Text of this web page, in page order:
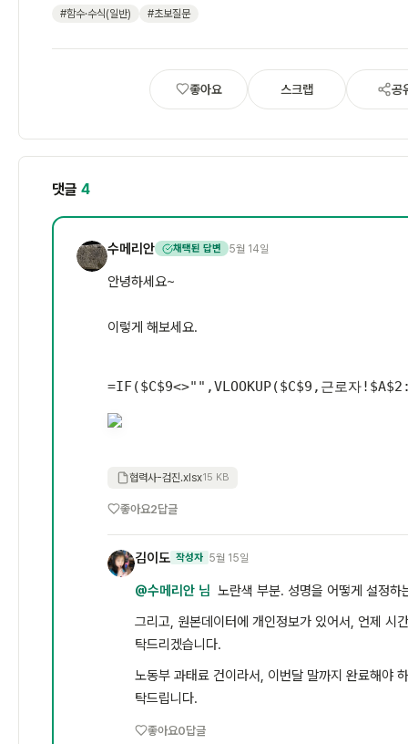
#함수·수식(일반) #초보질문
좋아요 스크랩 공
댓글 4
수 수메리안 채택된 답변 5월 14일
안녕하세요~
이렇게 해보세요.
=IF($C$9<>"" ,VLOOKUP($C$9 , 근로자
협력사-검진.xlsx15 KB
좋아요2답글
김 김이도 작성자 5월 15일
@수메리안 님 노란색 부분. 성명을 어떻게 설정하
그리고, 원본데이터에 개인정보가 있어서, 언제 시
탁드리겠습니다.
노동부 과태료 건이라서, 이번달 말까지 완료해야
탁드립니다.
좋아요0답글